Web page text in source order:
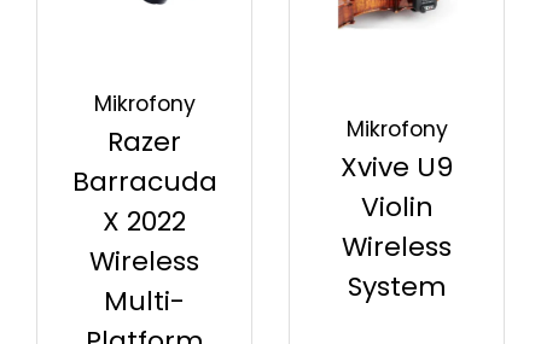
Mikrofony
Razer
Barracuda
X 2022
Wireless
Multi-
Mikrofony
Xvive U9
Violin
Wireless
System